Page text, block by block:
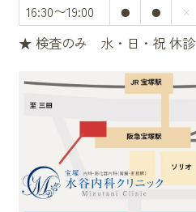
16:30〜19:00 ● ● ×
★ 検査のみ 水・日・祝 休診